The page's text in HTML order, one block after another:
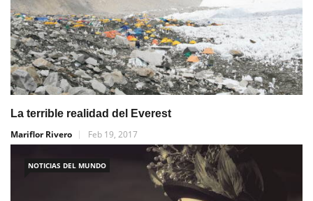
La terrible realidad del Everest
Mariflor Rivero
Feb 19, 2017
NOTICIAS DEL MUNDO